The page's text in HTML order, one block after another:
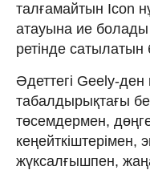
талғамайтын Icon
атауына ие
ретінде
Әдеттегі Geely-
табалдырықтағы
төсемдермен,
кеңейткіштерімен,
жүксалғышпен,